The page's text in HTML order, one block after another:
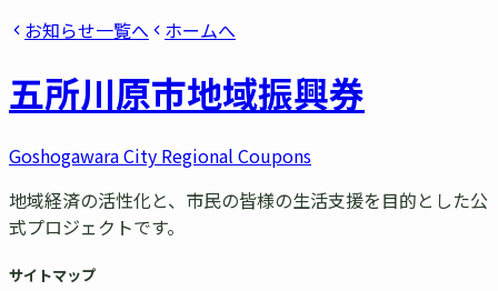
お知らせ一覧へ
ホームへ
五所川原市地域振興券
Goshogawara City Regional Coupons
地域経済の活性化と、市民の皆様の生活支援を目的とした公
式プロジェクトです。
サイトマップ